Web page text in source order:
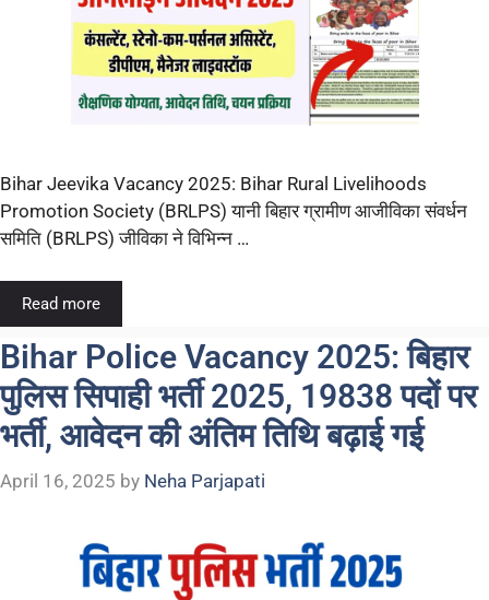
Bihar Jeevika Vacancy 2025: Bihar Rural Livelihoods
Promotion Society (BRLPS) यानी बिहार ग्रामीण आजीविका संवर्धन
समिति (BRLPS) जीविका ने विभिन्न …
Read more
Bihar Police Vacancy 2025: बिहार
पुलिस सिपाही भर्ती 2025, 19838 पदों पर
भर्ती, आवेदन की अंतिम तिथि बढ़ाई गई
April 16, 2025 by Neha Parjapati